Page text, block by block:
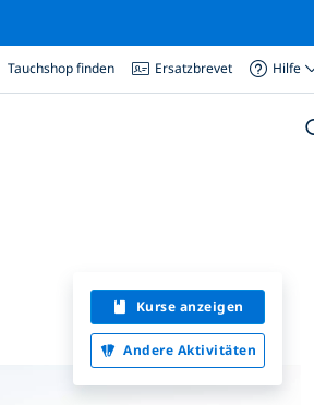
Tauchshop finden Ersatzbrevet Hilfe
Kurse anzeigen
Andere Aktivitäten